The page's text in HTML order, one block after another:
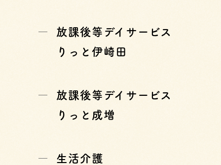
放課後等デイサービス
りっと伊崎田
放課後等デイサービス
りっと成増
生活介護